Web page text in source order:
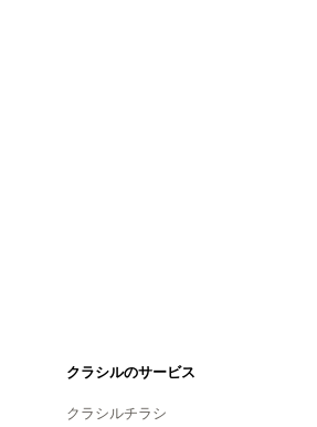
クラシルのサービス
クラシルチラシ